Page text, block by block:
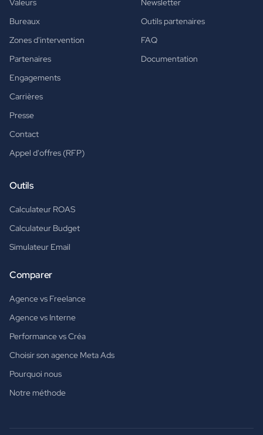
Valeurs
Bureaux
Zones d'intervention
Partenaires
Engagements
Carrières
Presse
Contact
Appel d'offres (RFP)
Newsletter
Outils partenaires
FAQ
Documentation
Outils
Calculateur ROAS
Calculateur Budget
Simulateur Email
Comparer
Agence vs Freelance
Agence vs Interne
Performance vs Créa
Choisir son agence Meta Ads
Pourquoi nous
Notre méthode